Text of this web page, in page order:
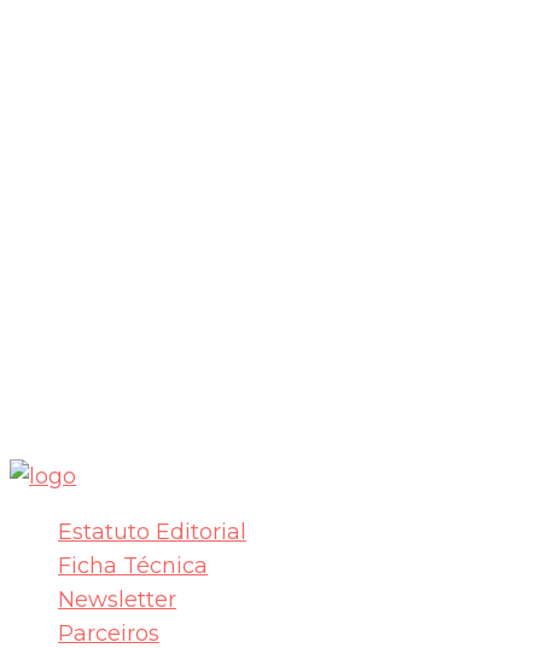
Estatuto Editorial
Ficha Técnica
Newsletter
Parceiros